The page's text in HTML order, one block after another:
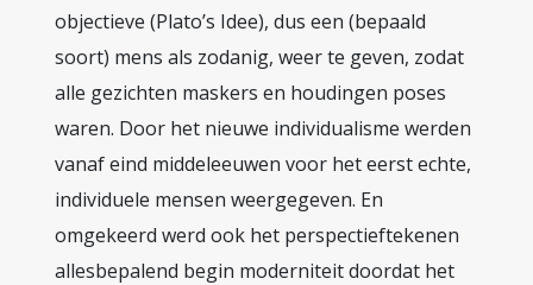
objectieve (Plato’s Idee), dus een (bepaald
soort) mens als zodanig, weer te geven, zodat
alle gezichten maskers en houdingen poses
waren. Door het nieuwe individualisme werden
vanaf eind middeleeuwen voor het eerst echte,
individuele mensen weergegeven. En
omgekeerd werd ook het perspectieftekenen
allesbepalend begin moderniteit doordat het